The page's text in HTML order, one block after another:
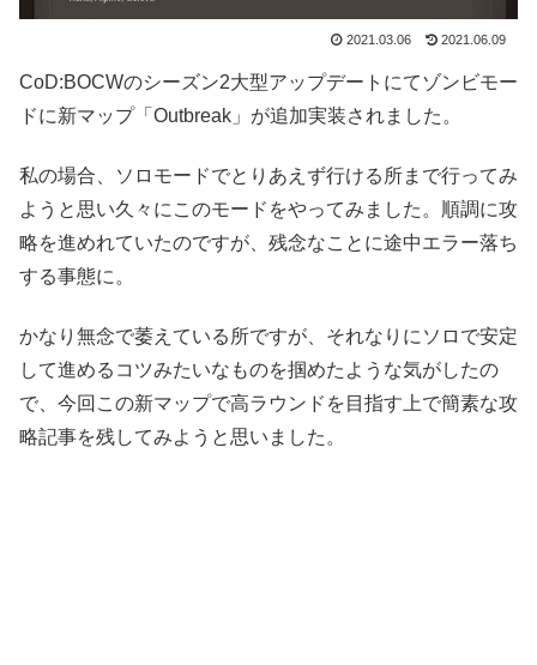
2021.03.06 2021.06.09
CoD:BOCWのシーズン2大型アップデートにてゾンビモー
ドに新マップ「Outbreak」が追加実装されました。
私の場合、ソロモードでとりあえず行ける所まで行ってみ
ようと思い久々にこのモードをやってみました。順調に攻
略を進めれていたのですが、残念なことに途中エラー落ち
する事態に。
かなり無念で萎えている所ですが、それなりにソロで安定
して進めるコツみたいなものを掴めたような気がしたの
で、今回この新マップで高ラウンドを目指す上で簡素な攻
略記事を残してみようと思いました。